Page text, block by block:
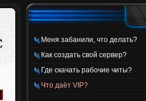
Меня забанили, что делать?
Как создать свой сервер?
Где скачать рабочие читы?
Что даёт VIP?